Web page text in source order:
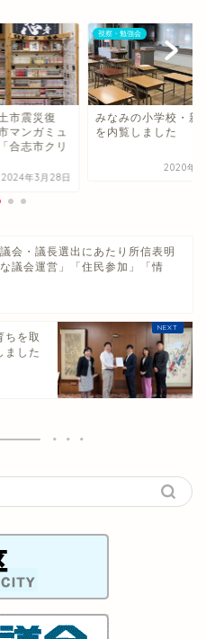
市震災復
マンガミュ
合志市クリ
2024年3月28日
視察・勉強会
みなみの小学校・新
を内覧しました
2020年9
会・議長選出にあたり所信表明
な議会運営」「住民参加」「情
ちを取
ました